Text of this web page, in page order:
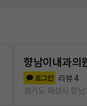
향남이내과의
로그인 리뷰4
경기도 화성시 향